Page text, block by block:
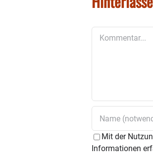
Mit der
Informationen